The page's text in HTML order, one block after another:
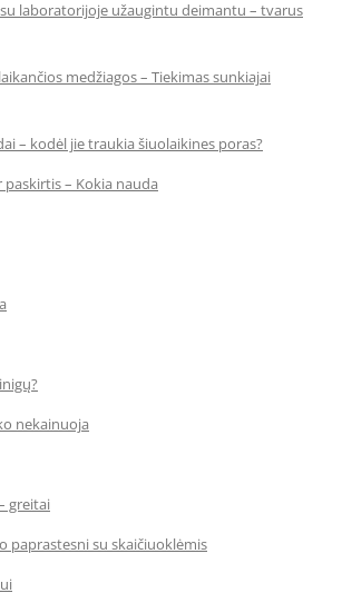
laboratorijoje užaugintu deimantu – tvarus
medžiagos – Tiekimas sunkiajai
– kodėl jie traukia šiuolaikines poras?
– Kokia nauda
nekainuoja
greitai
paprastesni su skaičiuoklėmis